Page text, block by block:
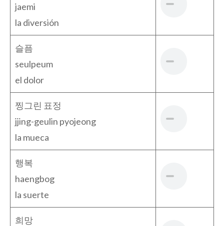
jaemi
la diversión
슬픔
seulpeum
el dolor
찡그린 표정
jjing-geulin pyojeong
la mueca
행복
haengbog
la suerte
희망